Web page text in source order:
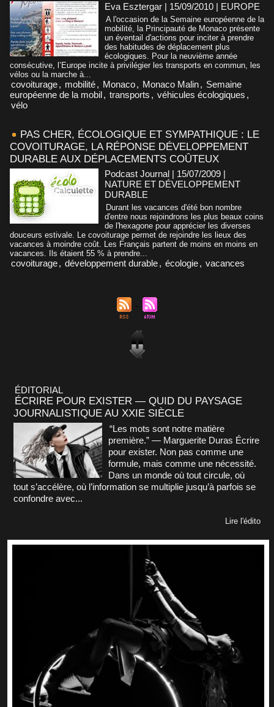
Eva Esztergar | 15/09/2010 | EUROPE
A l'occasion de la Semaine européenne de la
mobilité, la Principauté de Monaco présente
un éventail d'actions pour inciter à prendre
des habitudes de déplacement plus
écologiques. Pour la neuvième année
consécutive, l’Europe incite à privilégier les transports en commun, les
vélos ou la marche à...
covoiturage, mobilité, Monaco, Monaco Malin, Semaine
européenne de la mobil, transports , véhicules écologiques ,
vélo
PAS CHER, ÉCOLOGIQUE ET SYMPATHIQUE : LE
COVOITURAGE, LA RÉPONSE DÉVELOPPEMENT
DURABLE AUX DÉPLACEMENTS COÛTEUX
Podcast Journal | 15/07/2009 |
NATURE ET DÉVELOPPEMENT
DURABLE
Durant les vacances d'été bon nombre
d'entre nous rejoindrons les plus beaux coins
de l'hexagone pour apprécier les diverses
douceurs estivale. Le covoiturage permet de rejoindre les lieux des
vacances à moindre coût. Les Français partent de moins en moins en
vacances. Ils étaient 55 % à prendre...
covoiturage, développement durable, écologie, vacances
ÉDITORIAL
ÉCRIRE POUR EXISTER — QUID DU PAYSAGE
JOURNALISTIQUE AU XXIE SIÈCLE
“Les mots sont notre matière
première.” — Marguerite Duras Écrire
pour exister. Non pas comme une
formule, mais comme une nécessité.
Dans un monde où tout circule, où
tout s’accélère, où l’information se multiplie jusqu’à parfois se
confondre avec...
Lire l'édito